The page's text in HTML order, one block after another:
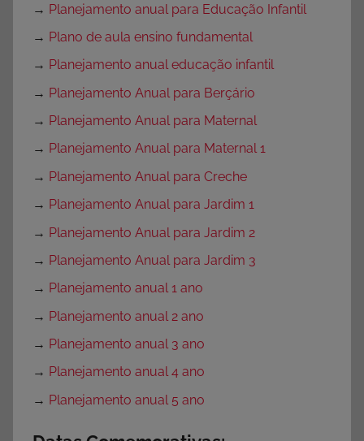
→ Planejamento anual para Educação Infantil
→ Plano de aula ensino fundamental
→ Planejamento anual educação infantil
→ Planejamento Anual para Berçário
→ Planejamento Anual para Maternal
→ Planejamento Anual para Maternal 1
→ Planejamento Anual para Creche
→ Planejamento Anual para Jardim 1
→ Planejamento Anual para Jardim 2
→ Planejamento Anual para Jardim 3
→ Planejamento anual 1 ano
→ Planejamento anual 2 ano
→ Planejamento anual 3 ano
→ Planejamento anual 4 ano
→ Planejamento anual 5 ano